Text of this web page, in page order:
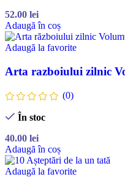
52.00 lei
Adaugă în coș
Adaugă la favorite
Arta razboiului zilnic
(0)
În stoc
40.00 lei
Adaugă în coș
Adaugă la favorite